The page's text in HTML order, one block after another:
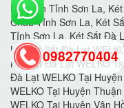
0982770404